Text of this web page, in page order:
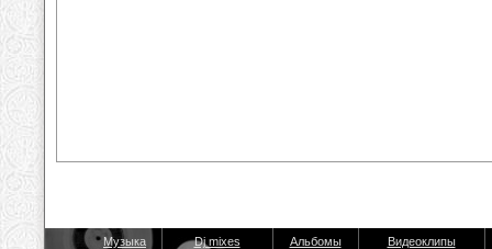
Музыка Dj mixes Альбомы
Видеоклипы